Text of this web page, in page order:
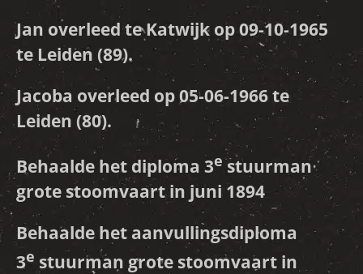
Jan overleed te Katwijk op 09-10-1965
te Leiden (89).
Jacoba overleed op 05-06-1966 te
Leiden (80).
Behaalde het diploma 3estuurman
grote stoomvaart in juni 1894
Behaalde het aanvullingsdiploma
3e stuurman grote stoomvaart in